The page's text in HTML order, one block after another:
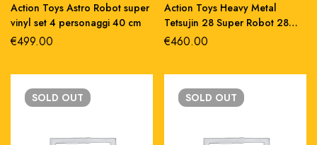
Action Toys Astro Robot super
vinyl set 4 personaggi 40 cm
€499.00
Action Toys Heavy Metal
Tetsujin 28 Super Robot 28
ristampa abs 36 cm
€460.00
SOLD OUT SOLD OUT